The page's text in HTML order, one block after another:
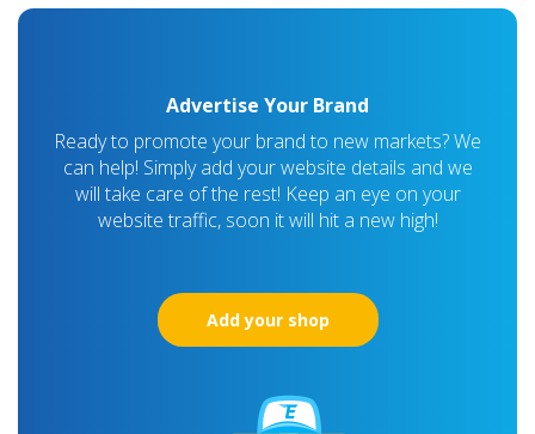
Advertise Your Brand
Ready to promote your brand to new markets? We
can help! Simply add your website details and we
will take care of the rest! Keep an eye on your
website traffic, soon it will hit a new high!
Add your shop